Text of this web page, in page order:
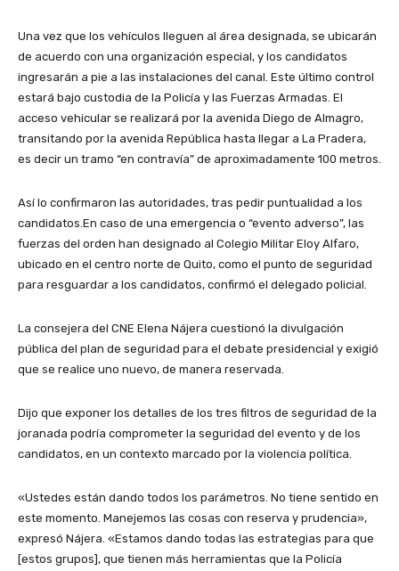
Una vez que los vehículos lleguen al área designada, se ubicarán
de acuerdo con una organización especial, y los candidatos
ingresarán a pie a las instalaciones del canal. Este último control
estará bajo custodia de la Policía y las Fuerzas Armadas. El
acceso vehicular se realizará por la avenida Diego de Almagro,
transitando por la avenida República hasta llegar a La Pradera,
es decir un tramo “en contravía” de aproximadamente 100 metros.
Así lo confirmaron las autoridades, tras pedir puntualidad a los
candidatos.En caso de una emergencia o “evento adverso”, las
fuerzas del orden han designado al Colegio Militar Eloy Alfaro,
ubicado en el centro norte de Quito, como el punto de seguridad
para resguardar a los candidatos, confirmó el delegado policial.
La consejera del CNE Elena Nájera cuestionó la divulgación
pública del plan de seguridad para el debate presidencial y exigió
que se realice uno nuevo, de manera reservada.
Dijo que exponer los detalles de los tres filtros de seguridad de la
joranada podría comprometer la seguridad del evento y de los
candidatos, en un contexto marcado por la violencia política.
«Ustedes están dando todos los parámetros. No tiene sentido en
este momento. Manejemos las cosas con reserva y prudencia»,
expresó Nájera. «Estamos dando todas las estrategias para que
[estos grupos], que tienen más herramientas que la Policía